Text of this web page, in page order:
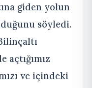
giden yolun
söyledi.
açtığımız
ve içindeki